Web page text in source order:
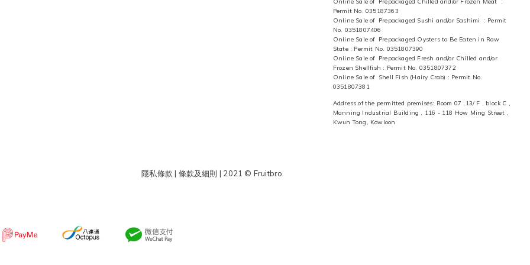
Permit No. 035187363
Online Sale of Prepackaged Sushi and/or Sashimi : Permit
No. 0351807406
Online Sale of Prepackaged Oysters to Be Eaten in Raw
State : Permit No. 0351807390
Online Sale of Prepackaged Fresh and/or Chilled and/or
Frozen Shellfish : Permit No. 0351807372
Online Sale of Shell Fish (Hairy Crab) : Permit No.
0351807381
Address of the permitted premises: Room 07 ,13/ F , block C ,
Manning Industrial Building , 116 - 118 How Ming Street ,
Kwun Tong, Kowloon
隱私條款 | 條款及細則 | 2021 © Fruitbro